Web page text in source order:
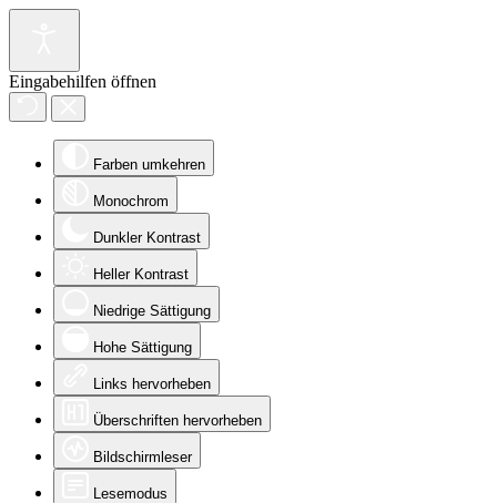
Eingabehilfen öffnen
Farben umkehren
Monochrom
Dunkler Kontrast
Heller Kontrast
Niedrige Sättigung
Hohe Sättigung
Links hervorheben
Überschriften hervorheben
Bildschirmleser
Lesemodus